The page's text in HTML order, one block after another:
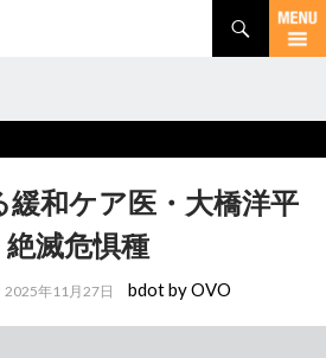
緩和ケア医・大橋洋平
絶滅危惧種
2025年11月27日 bdot by OVO